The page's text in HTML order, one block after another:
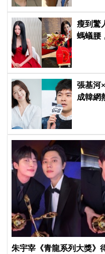
瘦到驚
螞蟻腰
張基河
成韓網
朱宇宰《青龍系列大獎》